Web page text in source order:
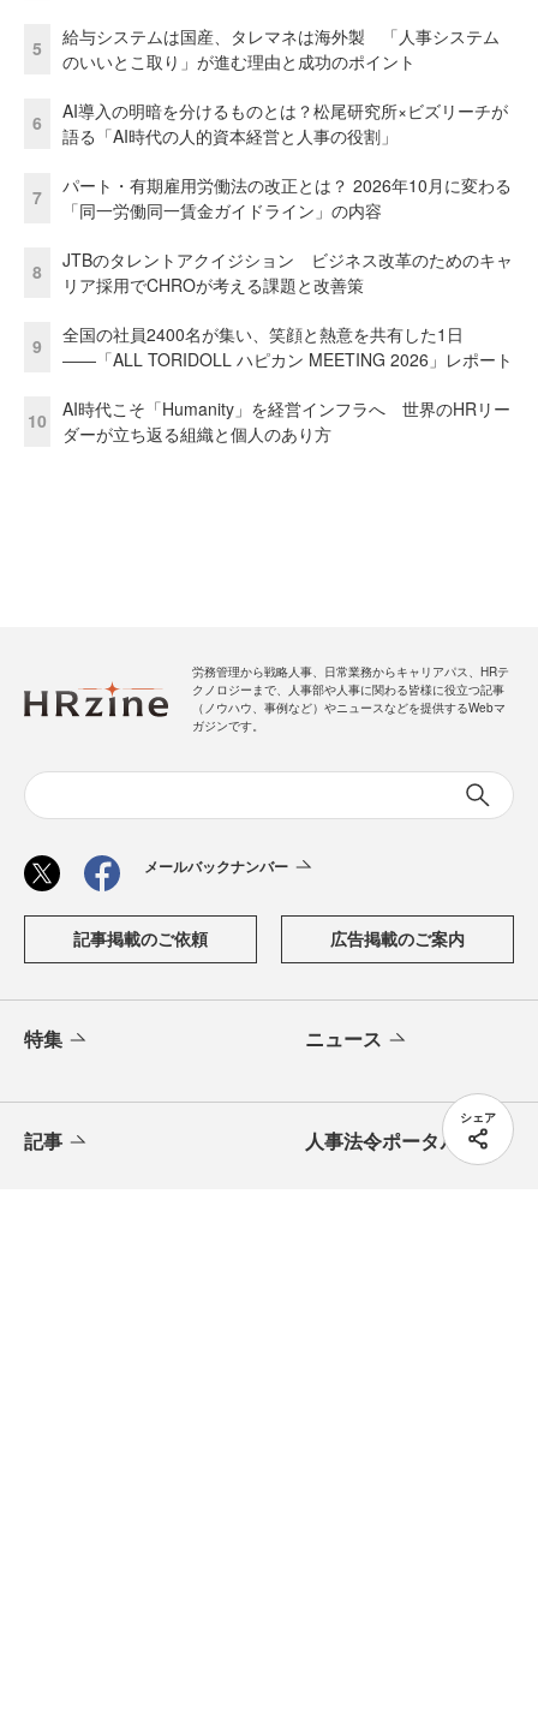
シェア
5
給与システムは国産、タレマネは海外製 「人事システム
のいいとこ取り」が進む理由と成功のポイント
6
AI導入の明暗を分けるものとは？松尾研究所×ビズリーチが
語る「AI時代の人的資本経営と人事の役割」
7
パート・有期雇用労働法の改正とは？ 2026年10月に変わる
「同一労働同一賃金ガイドライン」の内容
8
JTBのタレントアクイジション ビジネス改革のためのキャ
リア採用でCHROが考える課題と改善策
9
全国の社員2400名が集い、笑顔と熱意を共有した1日
――「ALL TORIDOLL ハピカン MEETING 2026」レポート
10
AI時代こそ「Humanity」を経営インフラへ 世界のHRリー
ダーが立ち返る組織と個人のあり方
労務管理から戦略人事、日常業務からキャリアパス、HRテ
クノロジーまで、人事部や人事に関わる皆様に役立つ記事
（ノウハウ、事例など）やニュースなどを提供するWebマ
ガジンです。
メールバックナンバー
記事掲載のご依頼 広告掲載のご案内
特集 ニュース
記事 人事法令ポータル